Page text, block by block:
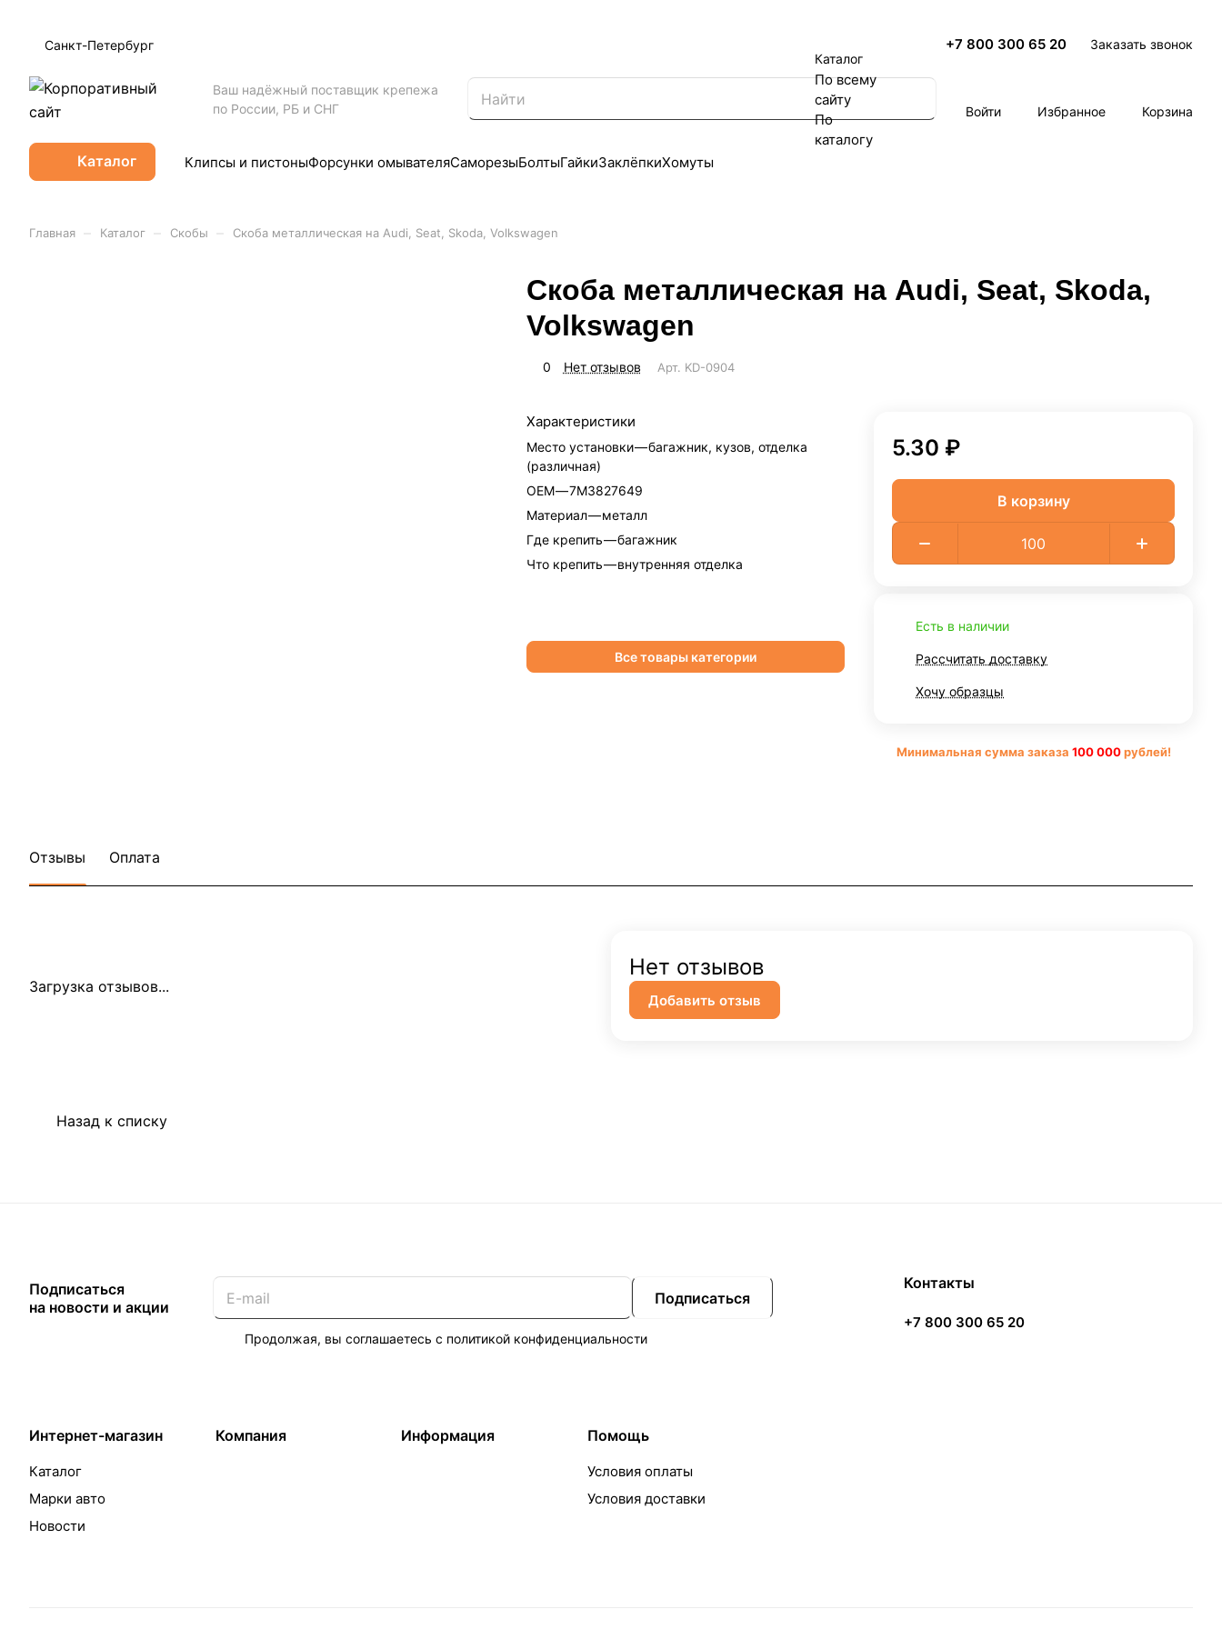
Санкт-Петербург +7 800 300 65 20 Заказать звонок
Ваш надёжный поставщик крепежа
по России, РБ и СНГ
Каталог
По всему
сайту
По
каталогу
Войти Избранное Корзина
Каталог Клипсы и пистоныФорсунки омывателяСаморезыБолтыГайкиЗаклёпкиХомуты
Главная Каталог Скобы Скоба металлическая на Audi, Seat, Skoda, Volkswagen
Скоба металлическая на Audi, Seat, Skoda,
Volkswagen
0 Нет отзывов Арт. KD-0904
Характеристики
Место установки—багажник, кузов, отделка
(различная)
OEM—7M3827649
Материал—металл
Где крепить—багажник
Что крепить—внутренняя отделка
Все товары категории
5.30 ₽
В корзину
Есть в наличии
Рассчитать доставку
Хочу образцы
Минимальная сумма заказа 100 000рублей!
Отзывы Оплата
Загрузка отзывов...
Нет отзывов
Добавить отзыв
Назад к списку
Подписаться
на новости и акции
Подписаться
Продолжая, вы соглашаетесь с политикой конфиденциальности
Интернет-магазин
Каталог
Марки авто
Новости
Компания Информация Помощь
Условия оплаты
Условия доставки
Контакты
+7 800 300 65 20